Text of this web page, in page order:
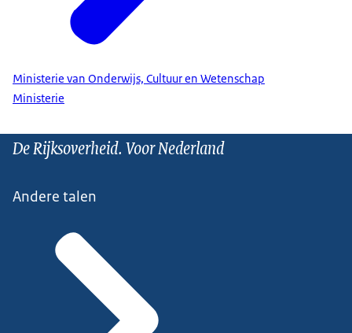
Ministerie van Onderwijs, Cultuur en Wetenschap
Ministerie
De Rijksoverheid. Voor Nederland
Andere talen